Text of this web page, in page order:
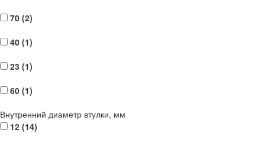
70 (2)
40 (1)
23 (1)
60 (1)
Внутренний диаметр втулки, мм
12 (14)